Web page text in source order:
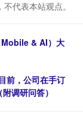
代表本站观点。
& AI）大
前，公司在手订
调研问答）